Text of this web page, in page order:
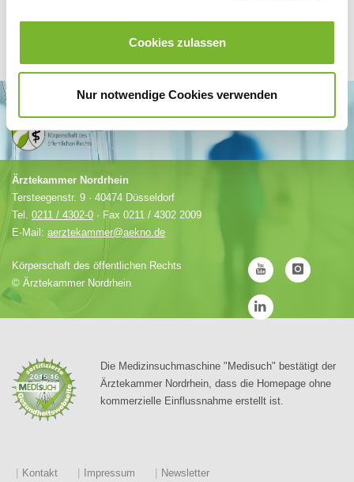
Cookies zulassen
Nur notwendige Cookies verwenden
Ärztekammer Nordrhein
Tersteegenstr. 9 · 40474 Düsseldorf
Tel. 0211 / 4302-0 · Fax 0211 / 4302 2009
E-Mail: aerztekammer@aekno.de
Körperschaft des öffentlichen Rechts
© Ärztekammer Nordrhein
Die Medizinsuchmaschine "Medisuch" bestätigt der
Ärztekammer Nordrhein, dass die Homepage ohne
kommerzielle Einflussnahme erstellt ist.
Kontakt Impressum Newsletter